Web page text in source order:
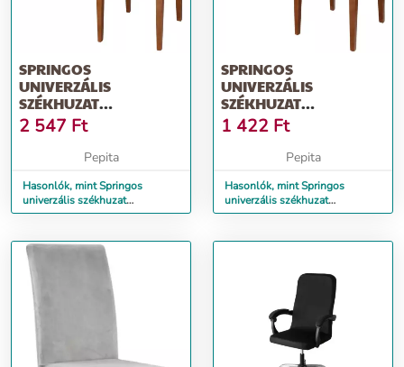
SPRINGOS
UNIVERZÁLIS
SZÉKHUZAT
VILÁGOSSZÜRKE
2 547 Ft
Pepita
Hasonlók, mint Springos
univerzális székhuzat
világosszürke
SPRINGOS
UNIVERZÁLIS
SZÉKHUZAT
TENGERÉSZKÉK
1 422 Ft
Pepita
Hasonlók, mint Springos
univerzális székhuzat
tengerészkék